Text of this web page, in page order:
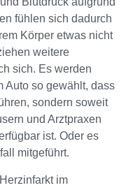
fühlen sich dadurch
Körper etwas nicht
weitere
sich. Es werden
Auto so gewählt, dass
sondern soweit
und Arztpraxen
ist. Oder es
mitgeführt.
im